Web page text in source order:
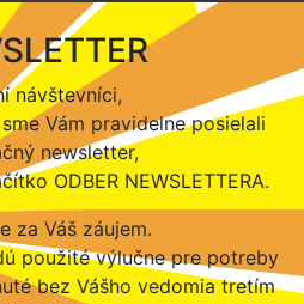
návštevníci,
Vám pravidelne posielali
newsletter,
ODBER NEWSLETTERA.
za Váš záujem.
použité výlučne pre potreby
bez Vášho vedomia tretím